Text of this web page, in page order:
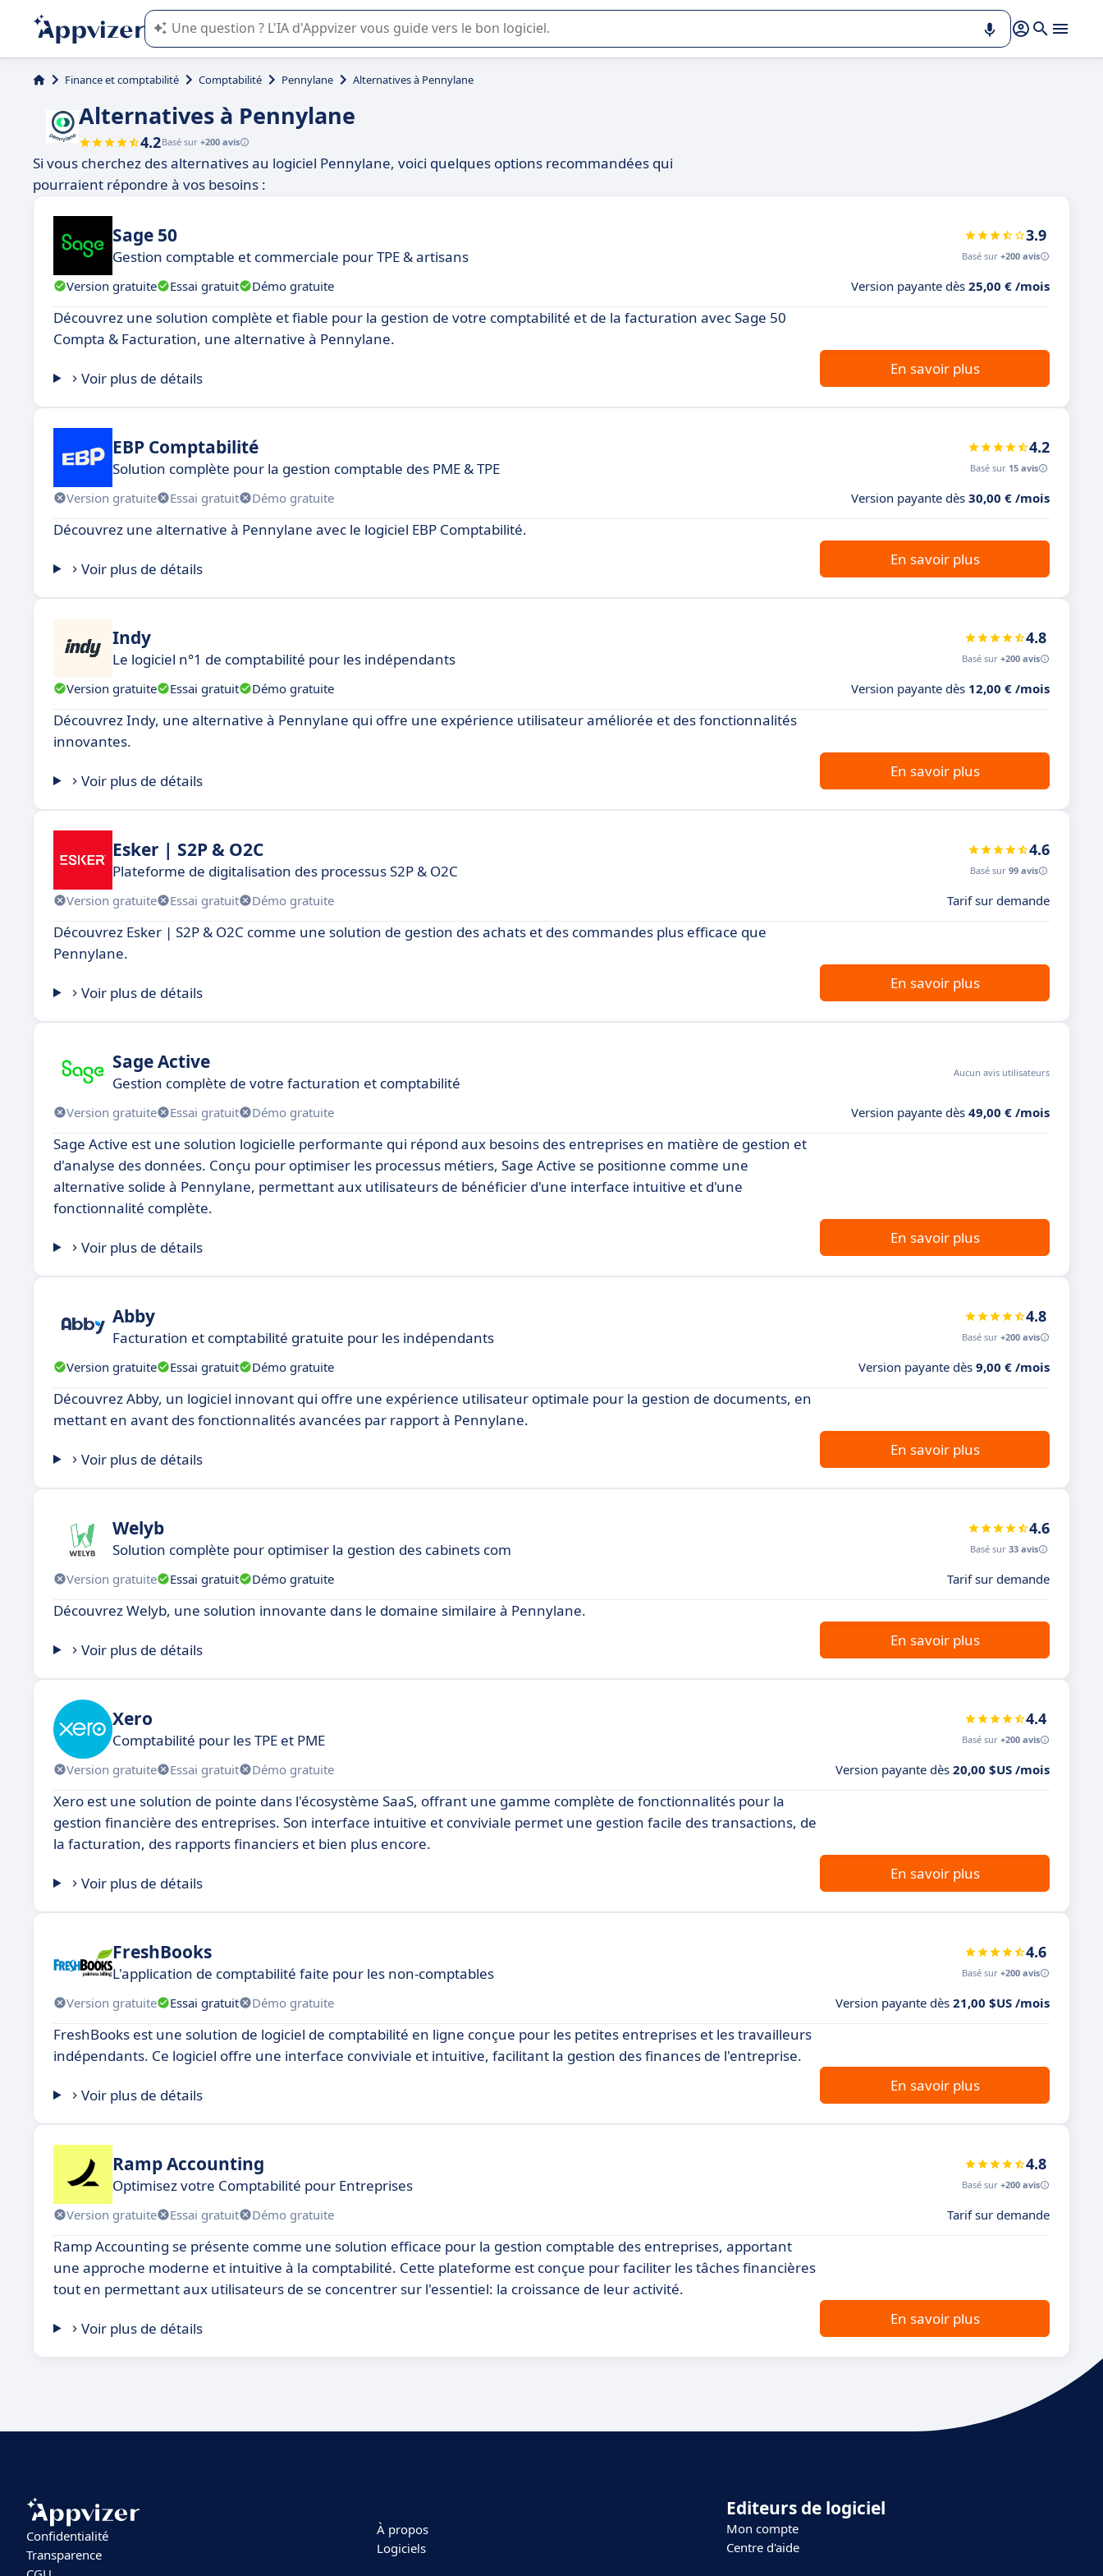
L'IA de Appvizer vous guide dans l'utilisation ou la sélection de logiciel SaaS en entreprise.
Finance et comptabilité Comptabilité Pennylane Alternatives à Pennylane
Alternatives à Pennylane
4.2Basé sur +200 avis
Si vous cherchez des alternatives au logiciel Pennylane, voici quelques options recommandées qui
pourraient répondre à vos besoins :
Sage 50
Gestion comptable et commerciale pour TPE & artisans
3.9
Basé sur +200 avis
Version gratuite Essai gratuit Démo gratuite Version payante dès 25,00 € /mois
Découvrez une solution complète et fiable pour la gestion de votre comptabilité et de la facturation avec Sage 50
Compta & Facturation, une alternative à Pennylane.
Voir plus de détails
En savoir plus
EBP Comptabilité
Solution complète pour la gestion comptable des PME & TPE
4.2
Basé sur 15 avis
Version gratuite Essai gratuit Démo gratuite Version payante dès 30,00 € /mois
Découvrez une alternative à Pennylane avec le logiciel EBP Comptabilité.
Voir plus de détails
En savoir plus
Indy
Le logiciel n°1 de comptabilité pour les indépendants
4.8
Basé sur +200 avis
Version gratuite Essai gratuit Démo gratuite Version payante dès 12,00 € /mois
Découvrez Indy, une alternative à Pennylane qui offre une expérience utilisateur améliorée et des fonctionnalités
innovantes.
Voir plus de détails
En savoir plus
Esker | S2P & O2C
Plateforme de digitalisation des processus S2P & O2C
4.6
Basé sur 99 avis
Version gratuite Essai gratuit Démo gratuite Tarif sur demande
Découvrez Esker | S2P & O2C comme une solution de gestion des achats et des commandes plus efficace que
Pennylane.
Voir plus de détails
En savoir plus
Sage Active
Gestion complète de votre facturation et comptabilité
Aucun avis utilisateurs
Version gratuite Essai gratuit Démo gratuite Version payante dès 49,00 € /mois
Sage Active est une solution logicielle performante qui répond aux besoins des entreprises en matière de gestion et
d'analyse des données. Conçu pour optimiser les processus métiers, Sage Active se positionne comme une
alternative solide à Pennylane, permettant aux utilisateurs de bénéficier d'une interface intuitive et d'une
fonctionnalité complète.
Voir plus de détails
En savoir plus
Abby
Facturation et comptabilité gratuite pour les indépendants
4.8
Basé sur +200 avis
Version gratuite Essai gratuit Démo gratuite Version payante dès 9,00 € /mois
Découvrez Abby, un logiciel innovant qui offre une expérience utilisateur optimale pour la gestion de documents, en
mettant en avant des fonctionnalités avancées par rapport à Pennylane.
Voir plus de détails
En savoir plus
Welyb
Solution complète pour optimiser la gestion des cabinets com
4.6
Basé sur 33 avis
Version gratuite Essai gratuit Démo gratuite Tarif sur demande
Découvrez Welyb, une solution innovante dans le domaine similaire à Pennylane.
Voir plus de détails
En savoir plus
Xero
Comptabilité pour les TPE et PME
4.4
Basé sur +200 avis
Version gratuite Essai gratuit Démo gratuite Version payante dès 20,00 $US /mois
Xero est une solution de pointe dans l'écosystème SaaS, offrant une gamme complète de fonctionnalités pour la
gestion financière des entreprises. Son interface intuitive et conviviale permet une gestion facile des transactions, de
la facturation, des rapports financiers et bien plus encore.
Voir plus de détails
En savoir plus
FreshBooks
L'application de comptabilité faite pour les non-comptables
4.6
Basé sur +200 avis
Version gratuite Essai gratuit Démo gratuite Version payante dès 21,00 $US /mois
FreshBooks est une solution de logiciel de comptabilité en ligne conçue pour les petites entreprises et les travailleurs
indépendants. Ce logiciel offre une interface conviviale et intuitive, facilitant la gestion des finances de l'entreprise.
Voir plus de détails
En savoir plus
Ramp Accounting
Optimisez votre Comptabilité pour Entreprises
4.8
Basé sur +200 avis
Version gratuite Essai gratuit Démo gratuite Tarif sur demande
Ramp Accounting se présente comme une solution efficace pour la gestion comptable des entreprises, apportant
une approche moderne et intuitive à la comptabilité. Cette plateforme est conçue pour faciliter les tâches financières
tout en permettant aux utilisateurs de se concentrer sur l'essentiel: la croissance de leur activité.
Voir plus de détails
En savoir plus
Confidentialité
Transparence
À propos
Logiciels
Editeurs de logiciel
Mon compte
Centre d'aide